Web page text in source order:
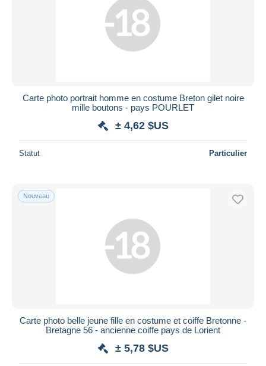
Carte photo portrait homme en costume Breton gilet noire
mille boutons - pays POURLET
± 4,62 $US
Statut Particulier
Nouveau
Carte photo belle jeune fille en costume et coiffe Bretonne -
Bretagne 56 - ancienne coiffe pays de Lorient
± 5,78 $US